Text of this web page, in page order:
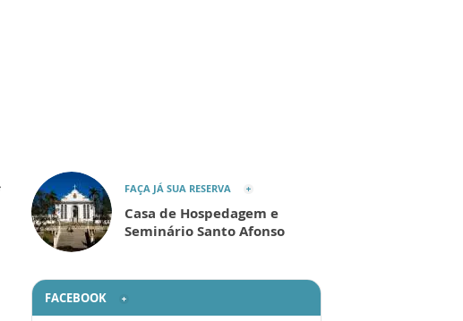
FAÇA JÁ SUA RESERVA
Casa de Hospedagem e
Seminário Santo Afonso
FACEBOOK